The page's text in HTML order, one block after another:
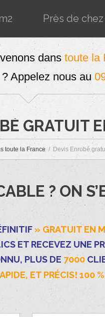
Près de
dans toute la
Appelez nous au
GRATUIT
toute la France Devis Enrobé
? ON
» GRATUIT EN
ET RECEVEZ UNE
PLUS DE 7000
ET PRÉCIS! 100